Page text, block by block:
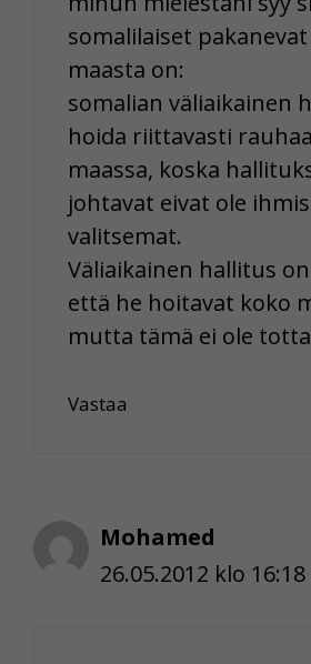
somalilaiset
maasta on:
somalian väliaikainen
hoida riittavasti
maassa, koska
johtavat eivat ole
valitsemat.
Väliaikainen hallitus
että he hoitavat koko
mutta tämä ei ole
Vastaa
Mohamed
26.05.2012 klo 16:18